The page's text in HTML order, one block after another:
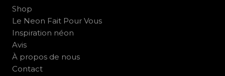
Shop
Le Neon Fait Pour Vous
Inspiration néon
Avis
À propos de nous
Contact